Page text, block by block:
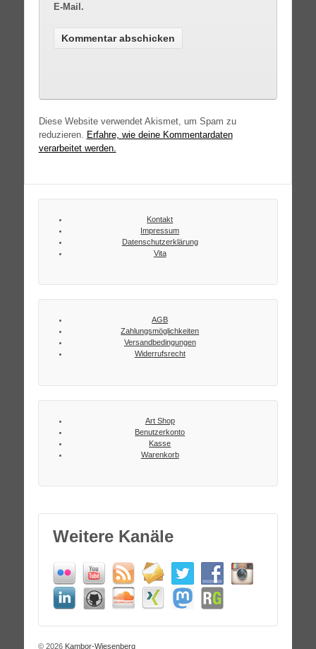
E-Mail.
Diese Website verwendet Akismet, um Spam zu
reduzieren.
Erfahre, wie deine Kommentardaten
verarbeitet werden.
Kontakt
Impressum
Datenschutzerklärung
Vita
AGB
Zahlungsmöglichkeiten
Versandbedingungen
Widerrufsrecht
Art Shop
Benutzerkonto
Kasse
Warenkorb
Weitere Kanäle
© 2026Kambor-Wiesenberg